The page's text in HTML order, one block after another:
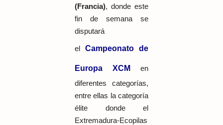
(Francia), donde este
fin de semana se
disputará
el Campeonato de
Europa XCM
en
diferentes categorías,
entre ellas la categoría
élite donde el
Extremadura-Ecopilas